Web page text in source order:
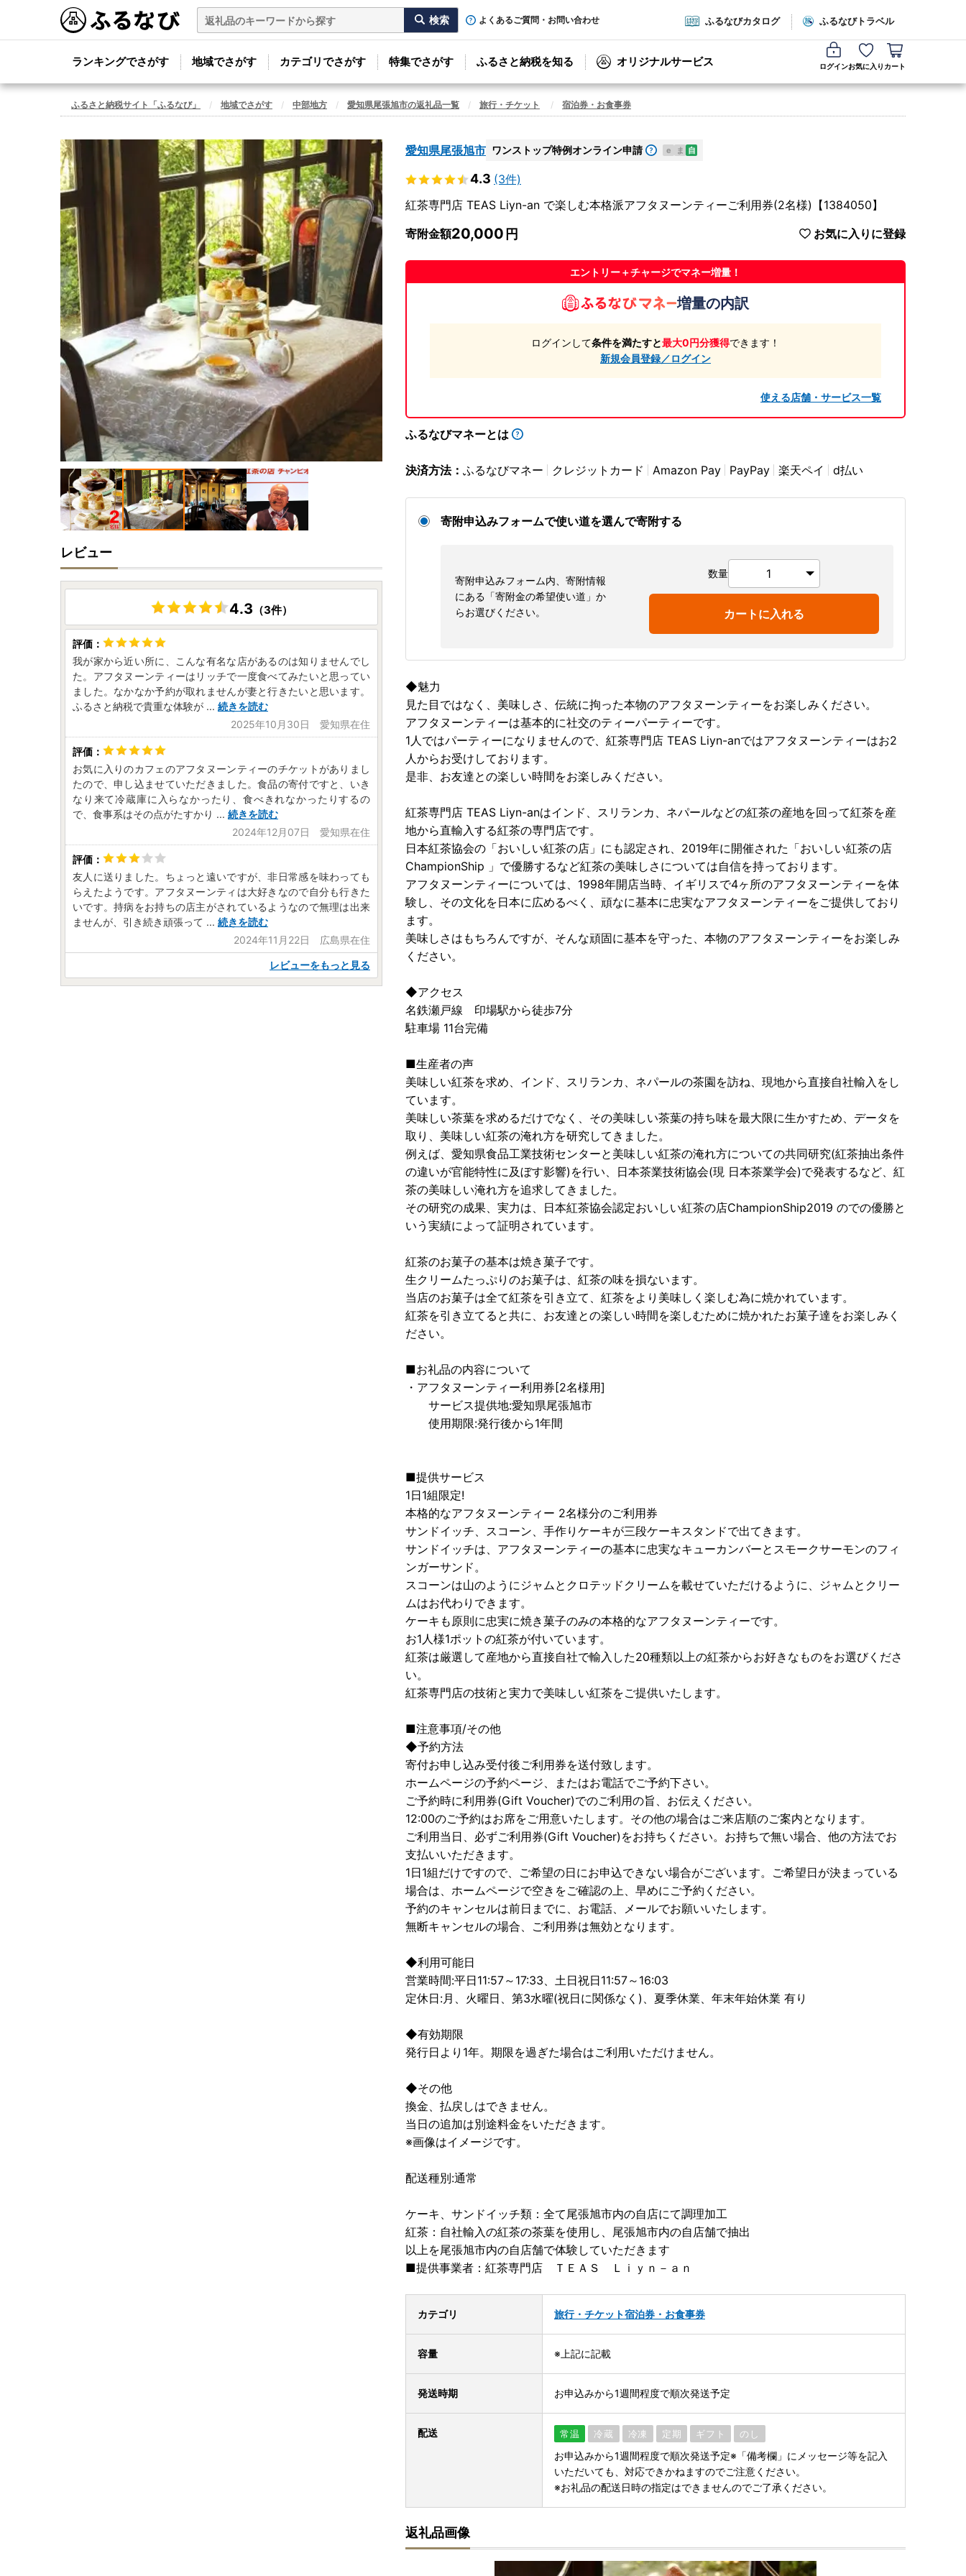
よくあるご質問・お問い合わせ ふるなびカタログ ふるなびトラベル
ランキングでさがす 地域でさがす カテゴリでさがす 特集でさがす ふるさと納税を知る オリジナルサービス ログインお気に入り カート
ふるさと納税サイト「ふるなび」 地域でさがす 中部地方 愛知県尾張旭市の返礼品一覧 旅行・チケット 宿泊券・お食事券
愛知県尾張旭市 ワンストップ特例オンライン申請 e ま 自
4.3 (3件)
紅茶専門店 TEAS Liyn-an で楽しむ本格派アフタヌーンティーご利用券(2名様)【1384050】
寄附金額20,000 お気に入りに登録
エントリー＋チャージでマネー増量！
増量の内訳
ログインして条件を満たすと最大0円分獲得できます！
新規会員登録／ログイン
使える店舗・サービス一覧
ふるなびマネーとは
決済方法： ふるなびマネー クレジットカード Amazon Pay PayPay 楽天ペイ d払い
寄附申込みフォームで使い道を選んで寄附する
寄附申込みフォーム内、寄附情報
にある「寄附金の希望使い道」か
らお選びください。
数量
カートに入れる
◆魅力
見た目ではなく、美味しさ、伝統に拘った本物のアフタヌーンティーをお楽しみください。
アフタヌーンティーは基本的に社交のティーパーティーです。
1人ではパーティーになりませんので、紅茶専門店 TEAS Liyn-anではアフタヌーンティーはお2
人からお受けしております。
是非、お友達との楽しい時間をお楽しみください。
紅茶専門店 TEAS Liyn-anはインド、スリランカ、ネパールなどの紅茶の産地を回って紅茶を産
地から直輸入する紅茶の専門店です。
日本紅茶協会の「おいしい紅茶の店」にも認定され、2019年に開催された「おいしい紅茶の店
ChampionShip 」で優勝するなど紅茶の美味しさについては自信を持っております。
アフタヌーンティーについては、1998年開店当時、イギリスで4ヶ所のアフタヌーンティーを体
験し、その文化を日本に広めるべく、頑なに基本に忠実なアフタヌーンティーをご提供しており
ます。
美味しさはもちろんですが、そんな頑固に基本を守った、本物のアフタヌーンティーをお楽しみ
ください。
◆アクセス
名鉄瀬戸線 印場駅から徒歩7分
駐車場 11台完備
■生産者の声
美味しい紅茶を求め、インド、スリランカ、ネパールの茶園を訪ね、現地から直接自社輸入をし
ています。
美味しい茶葉を求めるだけでなく、その美味しい茶葉の持ち味を最大限に生かすため、データを
取り、美味しい紅茶の淹れ方を研究してきました。
例えば、愛知県食品工業技術センターと美味しい紅茶の淹れ方についての共同研究(紅茶抽出条件
の違いが官能特性に及ぼす影響)を行い、日本茶業技術協会(現 日本茶業学会)で発表するなど、紅
茶の美味しい淹れ方を追求してきました。
その研究の成果、実力は、日本紅茶協会認定おいしい紅茶の店ChampionShip2019 のでの優勝と
いう実績によって証明されています。
紅茶のお菓子の基本は焼き菓子です。
生クリームたっぷりのお菓子は、紅茶の味を損ないます。
当店のお菓子は全て紅茶を引き立て、紅茶をより美味しく楽しむ為に焼かれています。
紅茶を引き立てると共に、お友達との楽しい時間を楽しむために焼かれたお菓子達をお楽しみく
ださい。
■お礼品の内容について
・アフタヌーンティー利用券[2名様用]
サービス提供地:愛知県尾張旭市
使用期限:発行後から1年間
■提供サービス
1日1組限定!
本格的なアフタヌーンティー 2名様分のご利用券
サンドイッチ、スコーン、手作りケーキが三段ケーキスタンドで出てきます。
サンドイッチは、アフタヌーンティーの基本に忠実なキューカンバーとスモークサーモンのフィ
ンガーサンド。
スコーンは山のようにジャムとクロテッドクリームを載せていただけるように、ジャムとクリー
ムはお代わりできます。
ケーキも原則に忠実に焼き菓子のみの本格的なアフタヌーンティーです。
お1人様1ポットの紅茶が付いています。
紅茶は厳選して産地から直接自社で輸入した20種類以上の紅茶からお好きなものをお選びくださ
い。
紅茶専門店の技術と実力で美味しい紅茶をご提供いたします。
■注意事項/その他
◆予約方法
寄付お申し込み受付後ご利用券を送付致します。
ホームページの予約ページ、またはお電話でご予約下さい。
ご予約時に利用券(Gift Voucher)でのご利用の旨、お伝えください。
12:00のご予約はお席をご用意いたします。その他の場合はご来店順のご案内となります。
ご利用当日、必ずご利用券(Gift Voucher)をお持ちください。お持ちで無い場合、他の方法でお
支払いいただきます。
1日1組だけですので、ご希望の日にお申込できない場合がございます。ご希望日が決まっている
場合は、ホームページで空きをご確認の上、早めにご予約ください。
予約のキャンセルは前日までに、お電話、メールでお願いいたします。
無断キャンセルの場合、ご利用券は無効となります。
◆利用可能日
営業時間:平日11:57～17:33、土日祝日11:57～16:03
定休日:月、火曜日、第3水曜(祝日に関係なく)、夏季休業、年末年始休業 有り
◆有効期限
発行日より1年。期限を過ぎた場合はご利用いただけません。
◆その他
換金、払戻しはできません。
当日の追加は別途料金をいただきます。
※画像はイメージです。
配送種別:通常
ケーキ、サンドイッチ類：全て尾張旭市内の自店にて調理加工
紅茶：自社輸入の紅茶の茶葉を使用し、尾張旭市内の自店舗で抽出
以上を尾張旭市内の自店舗で体験していただきます
■提供事業者：紅茶専門店 ＴＥＡＳ Ｌｉｙｎ－ａｎ
カテゴリ 旅行・チケット宿泊券・お食事券
容量 ※上記に記載
発送時期 お申込みから1週間程度で順次発送予定
配送 常温 冷蔵 冷凍 定期 ギフト のし
お申込みから1週間程度で順次発送予定※「備考欄」にメッセージ等を記入
いただいても、対応できかねますのでご注意ください。
※お礼品の配送日時の指定はできませんのでご了承ください。
返礼品画像
レビュー
4.3 （3件）
我が家から近い所に、こんな有名な店があるのは知りませんでし
た。アフタヌーンティーはリッチで一度食べてみたいと思ってい
ました。なかなか予約が取れませんが妻と行きたいと思います。
ふるさと納税で貴重な体験が ... 続きを読む
2025年10月30日 愛知県在住
お気に入りのカフェのアフタヌーンティーのチケットがありまし
たので、申し込ませていただきました。食品の寄付ですと、いき
なり来て冷蔵庫に入らなかったり、食べきれなかったりするの
で、食事系はその点がたすかり ... 続きを読む
2024年12月07日 愛知県在住
友人に送りました。ちょっと遠いですが、非日常感を味わっても
らえたようです。アフタヌーンティは大好きなので自分も行きた
いです。持病をお持ちの店主がされているようなので無理は出来
ませんが、引き続き頑張って ... 続きを読む
2024年11月22日 広島県在住
レビューをもっと見る